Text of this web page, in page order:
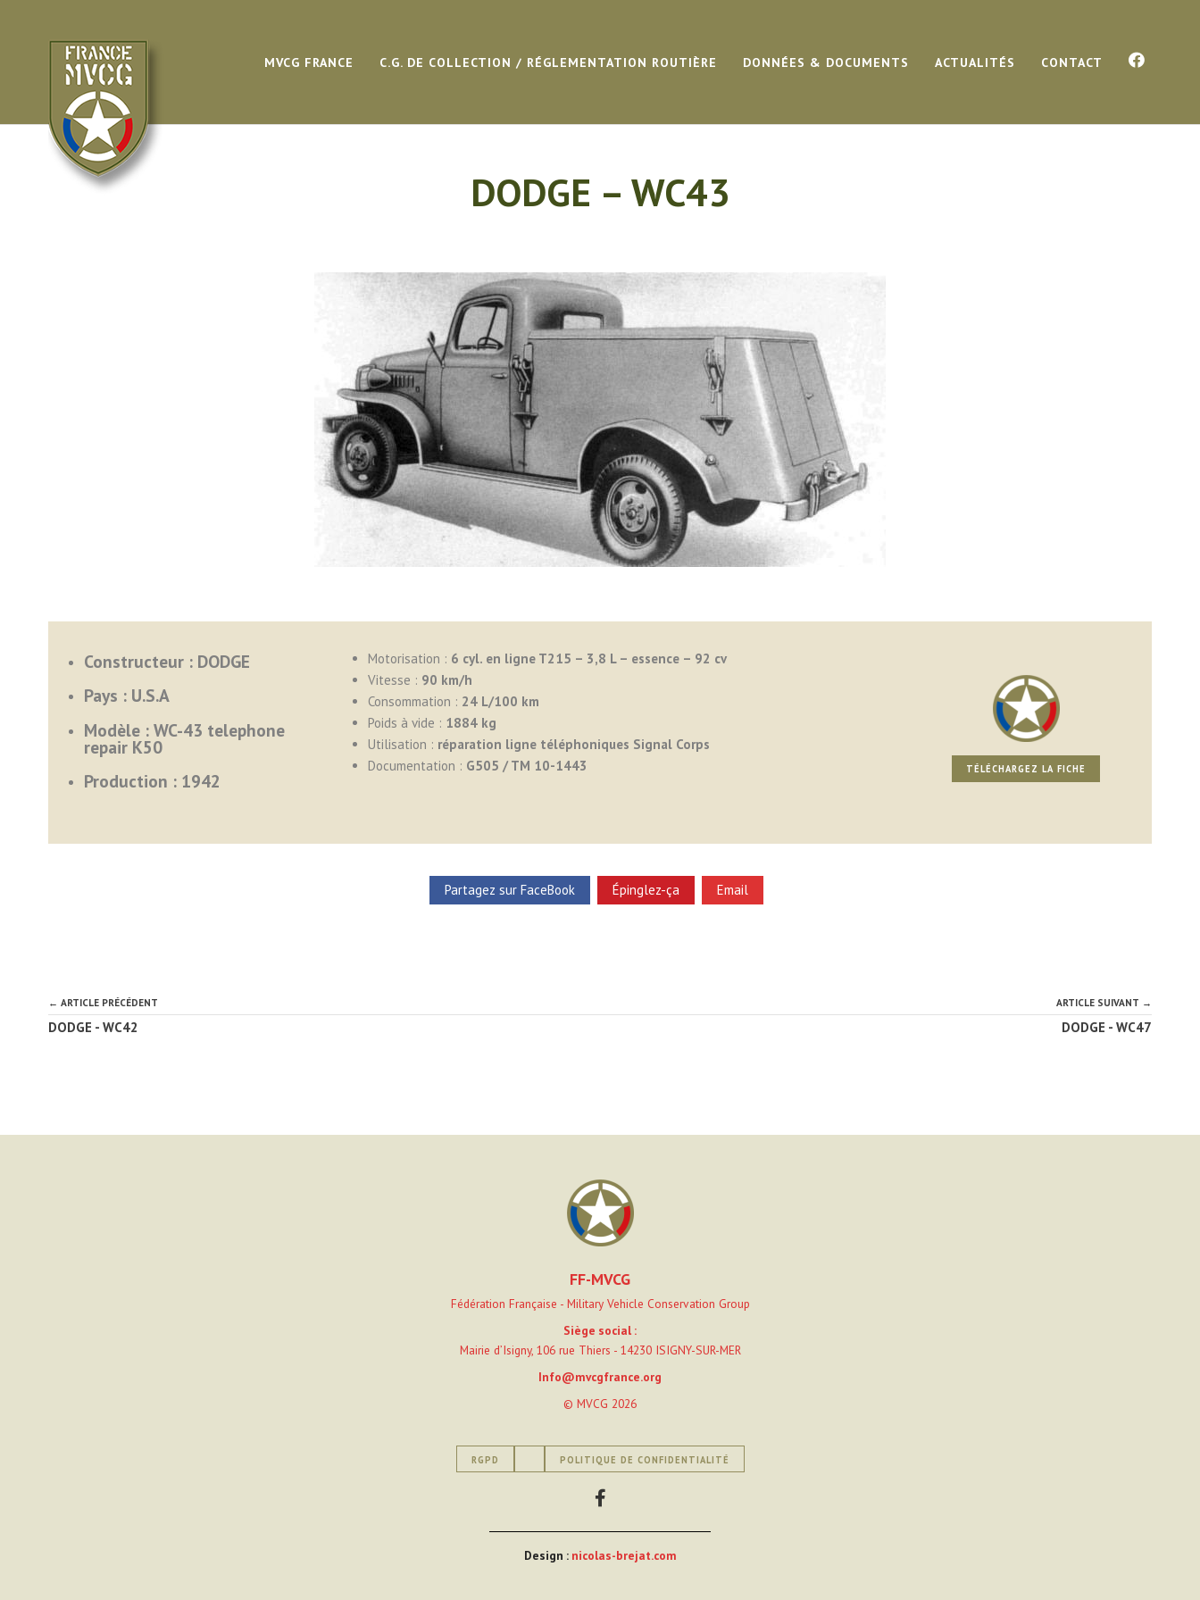
MVCG FRANCE C.G. DE COLLECTION / RÉGLEMENTATION ROUTIÈRE DONNÉES & DOCUMENTS ACTUALITÉS CONTACT
DODGE – WC43
Constructeur : DODGE
Pays : U.S.A
Modèle : WC-43 telephone
repair K50
Production : 1942
Motorisation : 6 cyl. en ligne T215 – 3,8 L – essence – 92 cv
Vitesse : 90 km/h
Consommation : 24 L/100 km
Poids à vide : 1884 kg
Utilisation : réparation ligne téléphoniques Signal Corps
Documentation : G505 / TM 10-1443 TÉLÉCHARGEZ LA FICHE
Partagez sur FaceBook Épinglez-ça Email
← ARTICLE PRÉCÉDENT
DODGE - WC42
ARTICLE SUIVANT →
DODGE - WC47
FF-MVCG
Fédération Française - Military Vehicle Conservation Group
Siège social :
Mairie d’Isigny, 106 rue Thiers - 14230 ISIGNY-SUR-MER
Info@mvcgfrance.org
© MVCG 2026
RGPD POLITIQUE DE CONFIDENTIALITÉ
Design : nicolas-brejat.com